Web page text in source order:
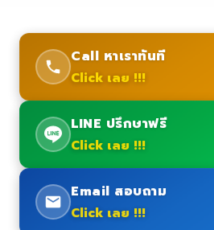
Call หาเราทันที
Click เลย !!!
LINE ปรึกษาฟรี
Click เลย !!!
Email สอบถาม
Click เลย !!!